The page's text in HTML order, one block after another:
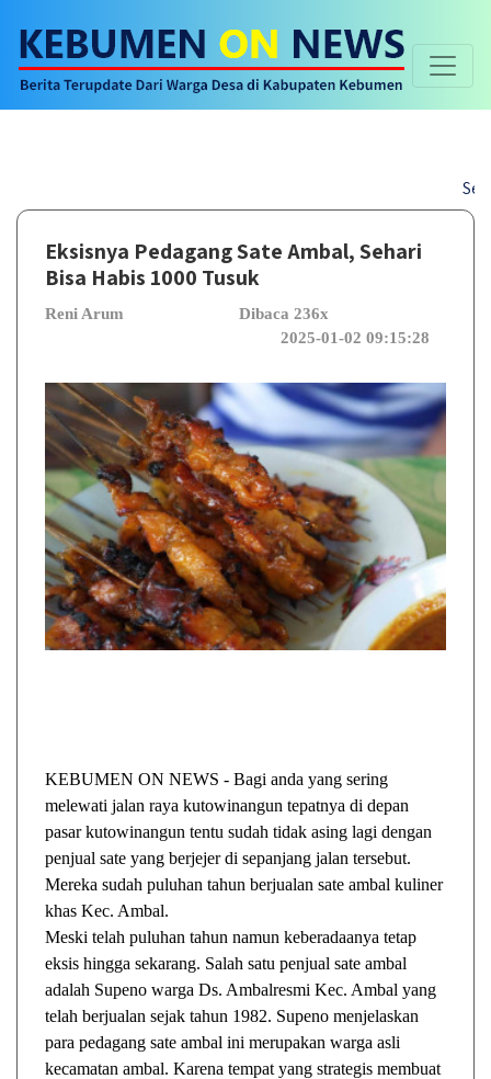
Selamat
Eksisnya Pedagang Sate Ambal, Sehari
Bisa Habis 1000 Tusuk
Reni Arum
Dibaca 236x
2025-01-02 09:15:28
KEBUMEN ON NEWS - Bagi anda yang sering
melewati jalan raya kutowinangun tepatnya di depan
pasar kutowinangun tentu sudah tidak asing lagi dengan
penjual sate yang berjejer di sepanjang jalan tersebut.
Mereka sudah puluhan tahun berjualan sate ambal kuliner
khas Kec. Ambal.
Meski telah puluhan tahun namun keberadaanya tetap
eksis hingga sekarang. Salah satu penjual sate ambal
adalah Supeno warga Ds. Ambalresmi Kec. Ambal yang
telah berjualan sejak tahun 1982. Supeno menjelaskan
para pedagang sate ambal ini merupakan warga asli
kecamatan ambal. Karena tempat yang strategis membuat